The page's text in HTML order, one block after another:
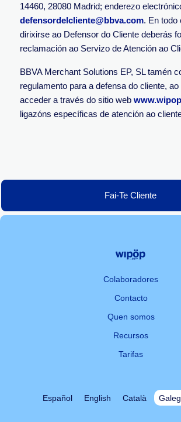
14460, 28080 Madrid; enderezo
defensordelcliente@bbva.com. En todo
dirixirse ao Defensor do Cliente deberás
reclamación ao Servizo de Atención ao
BBVA Merchant Solutions EP, SL tamén
regulamento para a defensa do cliente,
acceder a través do sitio web
ligazóns específicas de atención ao
Fai-Te Cliente
Colaboradores
Contacto
Quen somos
Recursos
Tarifas
Español English Català